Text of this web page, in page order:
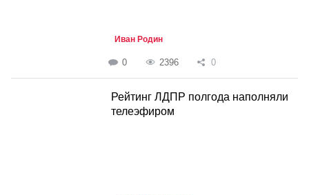
Иван Родин
0 2396 0
Рейтинг ЛДПР полгода наполняли
телеэфиром